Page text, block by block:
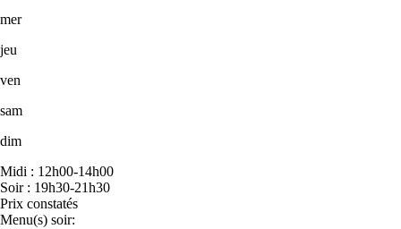
mer
jeu
ven
sam
dim
Midi : 12h00-14h00
Soir : 19h30-21h30
Prix constatés
Menu(s) soir: